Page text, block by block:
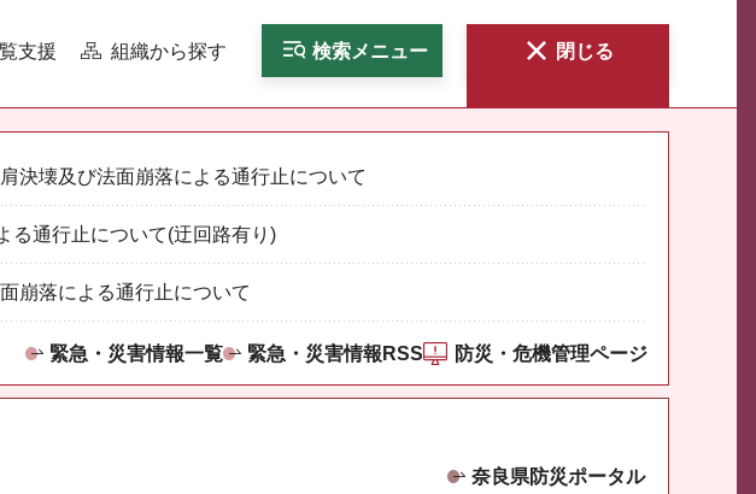
支援 組織から探す 検索メニュー 閉じる
決壊及び法面崩落による通行止について
る通行止について(迂回路有り)
崩落による通行止について
緊急・災害情報一覧 緊急・災害情報RSS 防災・危機管理ページ
奈良県防災ポータル